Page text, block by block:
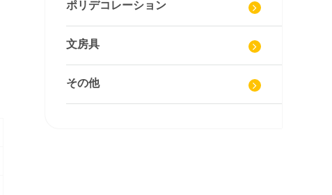
ポリデコレーション
文房具
その他